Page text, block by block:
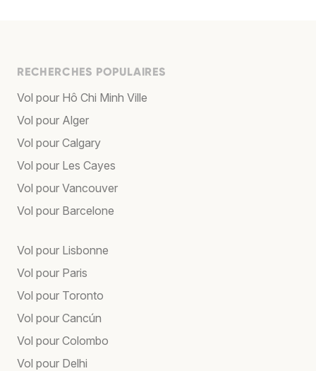
RECHERCHES POPULAIRES
Vol pour Hô Chi Minh Ville
Vol pour Alger
Vol pour Calgary
Vol pour Les Cayes
Vol pour Vancouver
Vol pour Barcelone
Vol pour Lisbonne
Vol pour Paris
Vol pour Toronto
Vol pour Cancún
Vol pour Colombo
Vol pour Delhi